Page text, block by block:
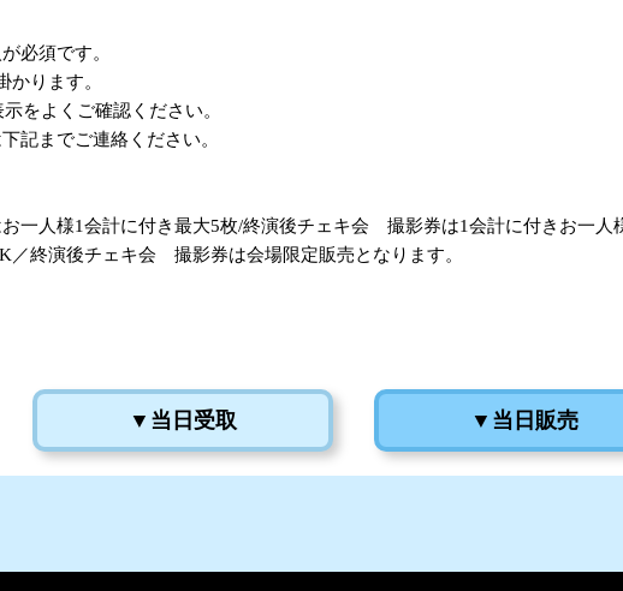
必須です。
ります。
をよくご確認ください。
記までご連絡ください。
一人様1会計に付き最大5枚/終演後チェキ会 撮影券は1会計に付きお一人
／終演後チェキ会 撮影券は会場限定販売となります。
▼当日受取 ▼当日販売